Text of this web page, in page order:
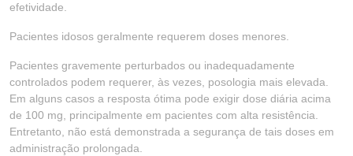
efetividade.
Pacientes idosos geralmente requerem doses menores.
Pacientes gravemente perturbados ou inadequadamente
controlados podem requerer, às vezes, posologia mais elevada.
Em alguns casos a resposta ótima pode exigir dose diária acima
de 100 mg, principalmente em pacientes com alta resistência.
Entretanto, não está demonstrada a segurança de tais doses em
administração prolongada.